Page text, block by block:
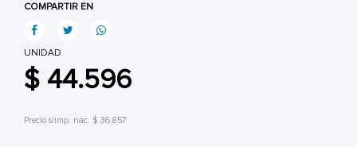
COMPARTIR EN
UNIDAD
$ 44.596
Precio s/imp. nac. $ 36.857